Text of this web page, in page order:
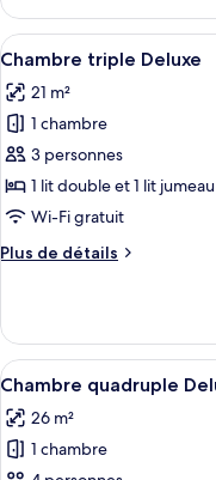
double
ou
avec
lits
jumeaux
Chambre
Deluxe
double
avec
lits
jumeaux
Afficher
toutes
les
photos
pour
ce
type
chambre :
Deluxe
12
Chambre triple Deluxe
21 m²
1 chambre
3 personnes
1 lit double et 1 lit
Wi-Fi gratuit
Plus de détails
Plus
Chambre
triple
Deluxe
Afficher
toutes
les
photos
25
Chambre quadruple
26 m²
1 chambre